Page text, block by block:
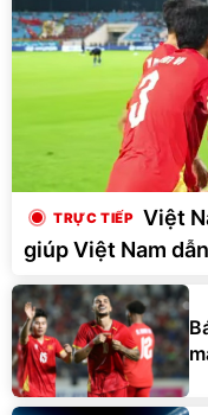
Việt
giúp Việt Nam